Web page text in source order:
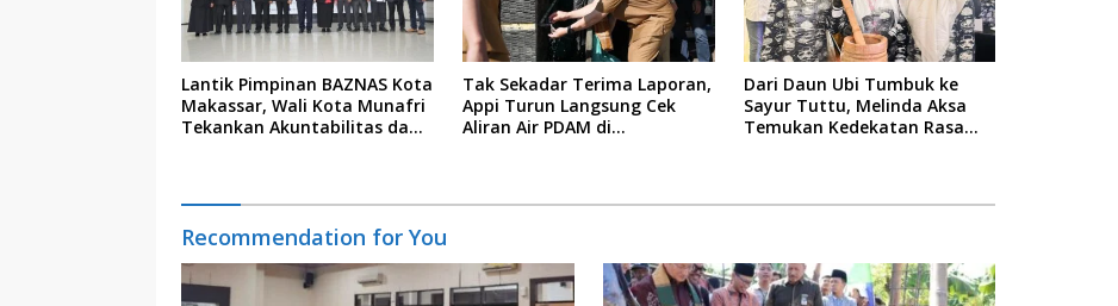
Lantik Pimpinan BAZNAS Kota
Makassar, Wali Kota Munafri
Tekankan Akuntabilitas dan
Tak Sekadar Terima Laporan,
Appi Turun Langsung Cek
Aliran Air PDAM di
Dari Daun Ubi Tumbuk ke
Sayur Tuttu, Melinda Aksa
Temukan Kedekatan Rasa
Recommendation for You